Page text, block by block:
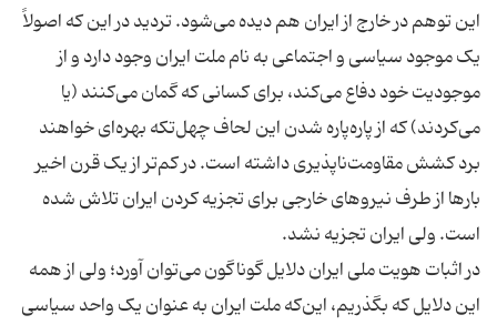
این توهم در خارج از ایران هم دیده می‌شود. تردید در این که اصولاً
یک موجود سیاسی و اجتماعی به نام ملت ایران وجود دارد و از
موجودیت خود دفاع می‌کند، برای کسانی که گمان می‌کنند (یا
می‌کردند) که از پاره‌پاره شدن این لحاف چهل‌تکه بهره‌ای خواهند
برد کشش مقاومت‌ناپذیری داشته است. در کم‌تر از یک قرن اخیر
بارها از طرف نیروهای خارجی برای تجزیه کردن ایران تلاش شده
در اثبات هویت ملی ایران دلایل گوناگون می‌توان آورد؛ ولی از همه
این دلایل که بگذریم، این‌که ملت ایران به عنوان یک واحد سیاسی